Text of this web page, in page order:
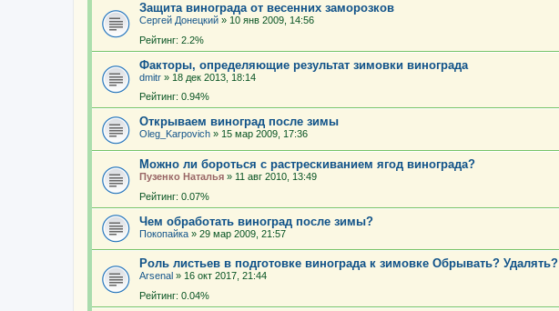
Защита винограда от весенних заморозков
Сергей Донецкий » 10 янв 2009, 14:56
Рейтинг: 2.2%
Факторы, определяющие результат зимовки винограда
dmitr » 18 дек 2013, 18:14
Рейтинг: 0.94%
Открываем виноград после зимы
Oleg_Karpovich » 15 мар 2009, 17:36
Можно ли бороться с растрескиванием ягод винограда?
Пузенко Наталья » 11 авг 2010, 13:49
Рейтинг: 0.07%
Чем обработать виноград после зимы?
Покопайка » 29 мар 2009, 21:57
Роль листьев в подготовке винограда к зимовке Обрывать? Удалять?
Arsenal » 16 окт 2017, 21:44
Рейтинг: 0.04%